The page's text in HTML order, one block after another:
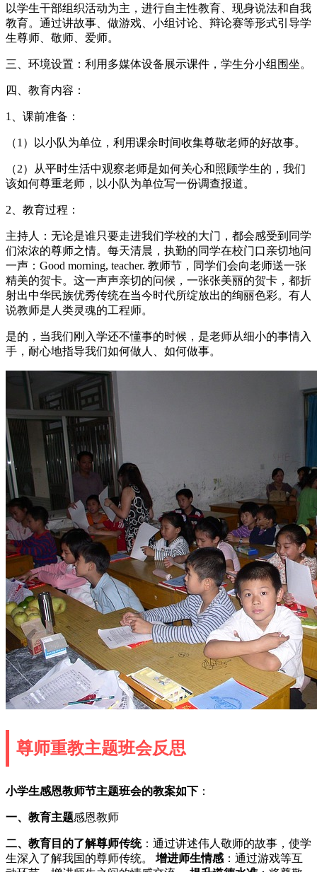
以学生干部组织活动为主，进行自主性教育、现身说法和自我
教育。通过讲故事、做游戏、小组讨论、辩论赛等形式引导学
生尊师、敬师、爱师。
三、环境设置：利用多媒体设备展示课件，学生分小组围坐。
四、教育内容：
1、课前准备：
（1）以小队为单位，利用课余时间收集尊敬老师的好故事。
（2）从平时生活中观察老师是如何关心和照顾学生的，我们
该如何尊重老师，以小队为单位写一份调查报道。
2、教育过程：
主持人：无论是谁只要走进我们学校的大门，都会感受到同学
们浓浓的尊师之情。每天清晨，执勤的同学在校门口亲切地问
一声：Good morning, teacher. 教师节，同学们会向老师送一张
精美的贺卡。这一声声亲切的问候，一张张美丽的贺卡，都折
射出中华民族优秀传统在当今时代所绽放出的绚丽色彩。有人
说教师是人类灵魂的工程师。
是的，当我们刚入学还不懂事的时候，是老师从细小的事情入
手，耐心地指导我们如何做人、如何做事。
尊师重教主题班会反思
小学生感恩教师节主题班会的教案如下 ：
一、教育主题感恩教师
二、教育目的了解尊师传统：通过讲述伟人敬师的故事，使学
生深入了解我国的尊师传统。 增进师生情感 ：通过游戏等互